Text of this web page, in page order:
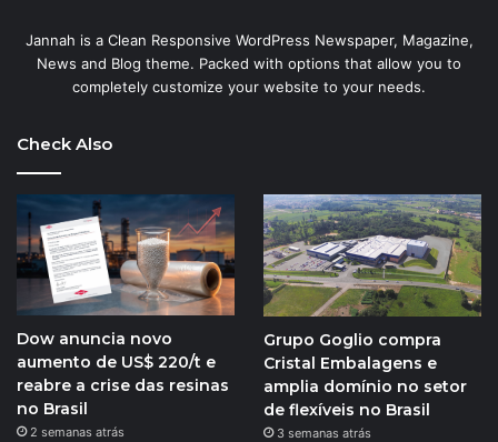
Jannah is a Clean Responsive WordPress Newspaper, Magazine,
News and Blog theme. Packed with options that allow you to
completely customize your website to your needs.
Check Also
Dow anuncia novo
aumento de US$ 220/t e
reabre a crise das resinas
no Brasil
2 semanas atrás
Grupo Goglio compra
Cristal Embalagens e
amplia domínio no setor
de flexíveis no Brasil
3 semanas atrás